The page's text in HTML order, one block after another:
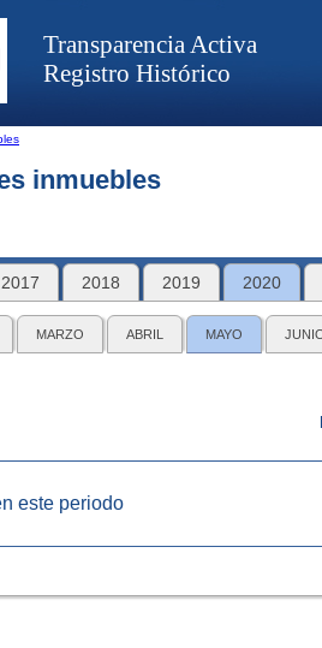
Transparencia Activa
Registro Histórico
inmuebles
2017 2018 2019 2020
MARZO ABRIL MAYO
este periodo